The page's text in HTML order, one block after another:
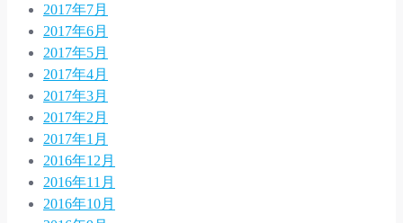
2017年7月
2017年6月
2017年5月
2017年4月
2017年3月
2017年2月
2017年1月
2016年12月
2016年11月
2016年10月